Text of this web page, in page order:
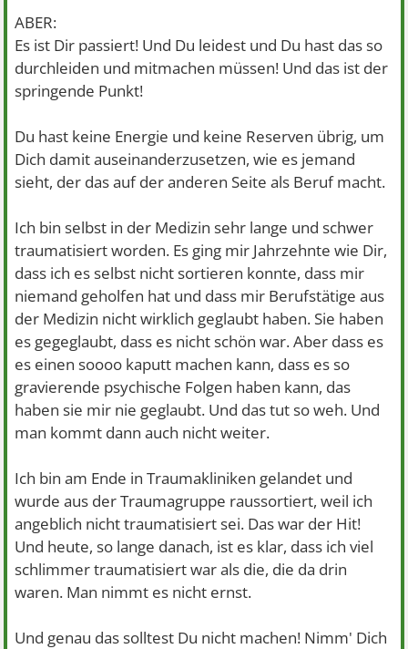
ABER:
Es ist Dir passiert! Und Du leidest und Du hast das so
durchleiden und mitmachen müssen! Und das ist der
springende Punkt!
Du hast keine Energie und keine Reserven übrig, um
Dich damit auseinanderzusetzen, wie es jemand
sieht, der das auf der anderen Seite als Beruf macht.
Ich bin selbst in der Medizin sehr lange und schwer
traumatisiert worden. Es ging mir Jahrzehnte wie Dir,
dass ich es selbst nicht sortieren konnte, dass mir
niemand geholfen hat und dass mir Berufstätige aus
der Medizin nicht wirklich geglaubt haben. Sie haben
es gegeglaubt, dass es nicht schön war. Aber dass es
es einen soooo kaputt machen kann, dass es so
gravierende psychische Folgen haben kann, das
haben sie mir nie geglaubt. Und das tut so weh. Und
man kommt dann auch nicht weiter.
Ich bin am Ende in Traumakliniken gelandet und
wurde aus der Traumagruppe raussortiert, weil ich
angeblich nicht traumatisiert sei. Das war der Hit!
Und heute, so lange danach, ist es klar, dass ich viel
schlimmer traumatisiert war als die, die da drin
waren. Man nimmt es nicht ernst.
Und genau das solltest Du nicht machen! Nimm' Dich